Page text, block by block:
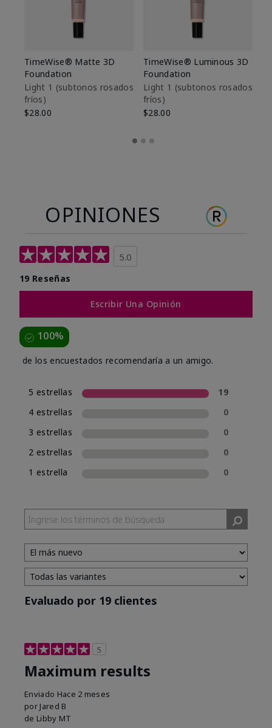
TimeWise® Matte 3D
Foundation
Light 1​ (subtonos rosados
fríos)
$28.00
TimeWise® Luminous 3D
Foundation
Light 1​ (subtonos rosados
fríos)
$28.00
OPINIONES
5.0
19 Reseñas
Escribir Una Opinión
100%
de los encuestados recomendaría a un amigo.
5 estrellas
19
4 estrellas
0
3 estrellas
0
2 estrellas
0
1 estrella
0
Evaluado por 19 clientes
5
Maximum results
Enviado Hace 2 meses
por Jared B
de Libby MT